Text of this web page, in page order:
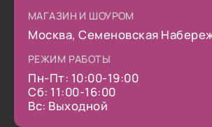
МАГАЗИН И ШОУРОМ
Москва, Семеновская
РЕЖИМ РАБОТЫ
Пн-Пт: 10:00-19:00
Сб: 11:00-16:00
Вс: Выходной